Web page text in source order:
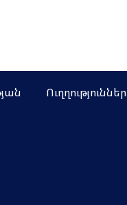
Ուղղություններ